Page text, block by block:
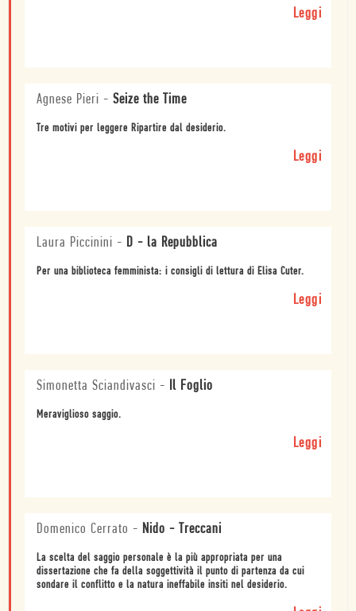
Leggi
Agnese Pieri - Seize the Time
Tre motivi per leggere Ripartire dal desiderio.
Leggi
Laura Piccinini - D - la Repubblica
Per una biblioteca femminista: i consigli di lettura di Elisa Cuter.
Leggi
Simonetta Sciandivasci - Il Foglio
Meraviglioso saggio.
Leggi
Domenico Cerrato - Nido - Treccani
La scelta del saggio personale è la più appropriata per una
dissertazione che fa della soggettività il punto di partenza da cui
sondare il conflitto e la natura ineffabile insiti nel desiderio.